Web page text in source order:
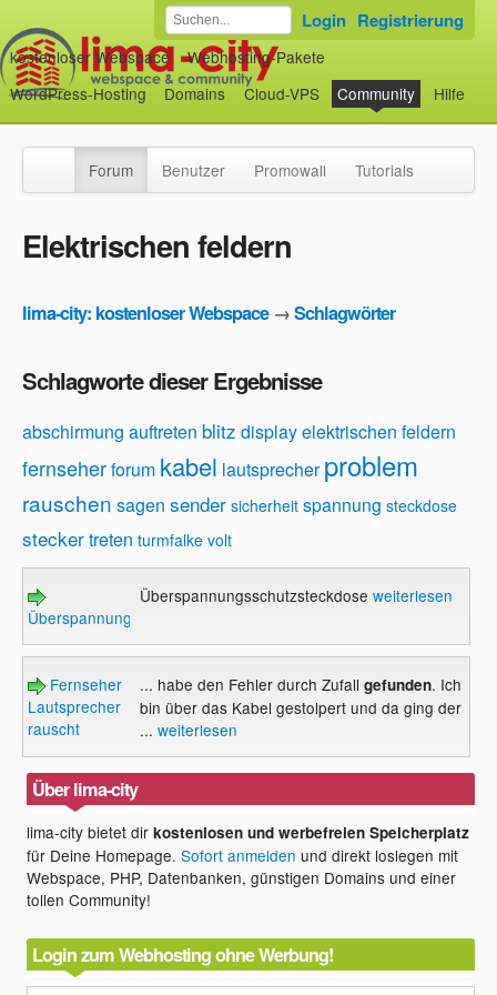
kostenloser Webspace
Webhosting-Pakete
WordPress-Hosting
Domains Cloud-VPS Community Hilfe
Login Registrierung
Forum Benutzer Promowall Tutorials
Elektrischen feldern
lima-city: kostenloser Webspace→Schlagwörter
Schlagworte dieser Ergebnisse
abschirmung auftreten blitz displayelektrischen feldern
fernseherforum kabel lautsprecher problem
rauschen sagen sender sicherheit spannung steckdose
steckertreten turmfalke volt
Überspannungsschutzsteckdose
Überspannungsschutzsteckdose weiterlesen
Fernseher
Lautsprecher
rauscht
... habe den Fehler durch Zufall gefunden. Ich
bin über das Kabel gestolpert und da ging der
... weiterlesen
Über lima-city
lima-city bietet dirkostenlosen und werbefreien Speicherplatz
für Deine Homepage.Sofort anmelden und direkt loslegen mit
Webspace, PHP, Datenbanken, günstigen Domains und einer
tollen Community!
Login zum Webhosting ohne Werbung!